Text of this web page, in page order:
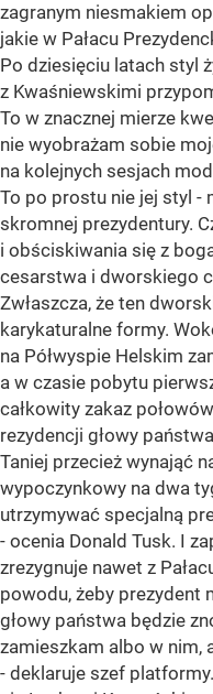
zagranym niesmakiem
jakie w Pałacu
Po dziesięciu latach styl
z Kwaśniewskimi
To w znacznej mierze
nie wyobrażam sobie
na kolejnych sesjach
To po prostu nie jej styl -
skromnej prezydentury.
i obściskiwania się z
cesarstwa i dworskiego
Zwłaszcza, że ten
karykaturalne formy.
na Półwyspie Helskim
a w czasie pobytu
całkowity zakaz
rezydencji głowy
Taniej przecież wynająć
wypoczynkowy na dwa
utrzymywać specjalną
- ocenia Donald Tusk. I
zrezygnuje nawet z
powodu, żeby prezydent
głowy państwa będzie
zamieszkam albo w nim,
- deklaruje szef